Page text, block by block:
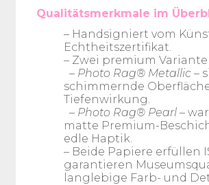
Qualitätsmerkmale im
– Handsigniert vom
Echtheitszertifikat.
– Zwei premium
– Photo Rag® Metallic –
schimmernde
Tiefenwirkung.
– Photo Rag® Pearl –
matte Premium-
edle Haptik.
– Beide Papiere erfüllen
garantieren
langlebige Farb- und